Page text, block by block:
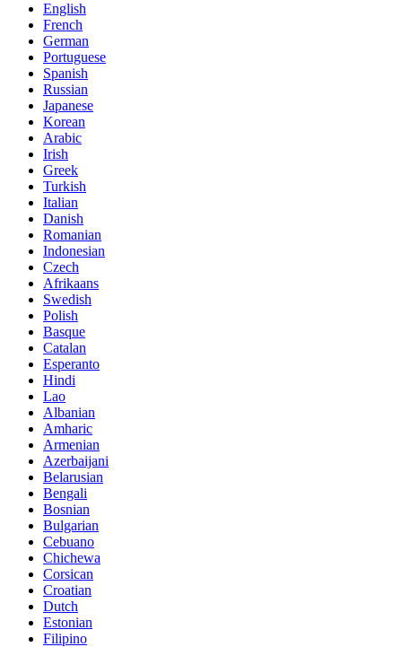
English
French
German
Portuguese
Spanish
Russian
Japanese
Korean
Arabic
Irish
Greek
Turkish
Italian
Danish
Romanian
Indonesian
Czech
Afrikaans
Swedish
Polish
Basque
Catalan
Esperanto
Hindi
Lao
Albanian
Amharic
Armenian
Azerbaijani
Belarusian
Bengali
Bosnian
Bulgarian
Cebuano
Chichewa
Corsican
Croatian
Dutch
Estonian
Filipino